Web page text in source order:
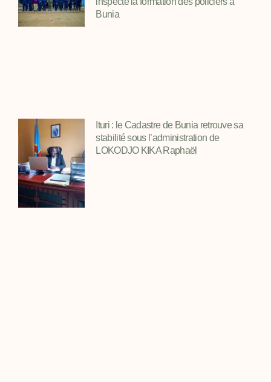
Bunia
Ituri : le Cadastre de Bunia retrouve sa
stabilité sous l’administration de
LOKODJO KIKA Raphaël